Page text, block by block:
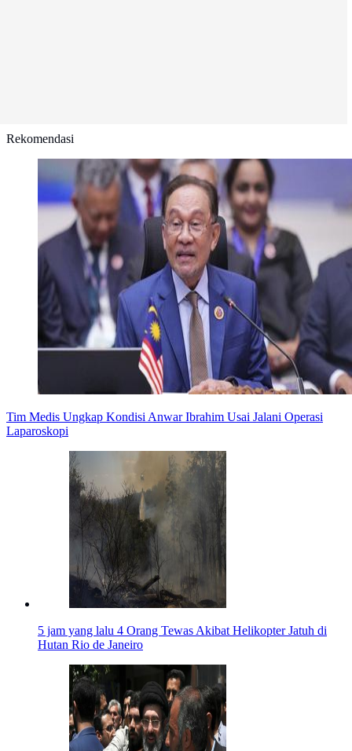
Rekomendasi
Tim Medis Ungkap Kondisi Anwar Ibrahim Usai Jalani Operasi
Laparoskopi
5 jam yang lalu 4 Orang Tewas Akibat Helikopter Jatuh di
Hutan Rio de Janeiro